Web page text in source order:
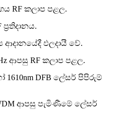
RF කලාප පළල.
ප්‍රතිදානය.
ආදානයේදී ඵලදායී වේ.
ආපසු RF කලාප පළල.
1610nm DFB ලේසර් පිපිරුම්
ආපසු පැමිණීමේ ලේසර්